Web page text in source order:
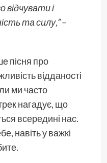
відчувати і
та силу,”–
пісня про
відданості
ми часто
нагадує, що
всередині нас.
навіть у важкі